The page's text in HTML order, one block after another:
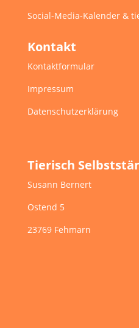
Social-Media-Kalender &
Kontakt
Kontaktformular
Impressum
Datenschutzerklärung
Tierisch
Susann Bernert
Ostend 5
23769 Fehmarn